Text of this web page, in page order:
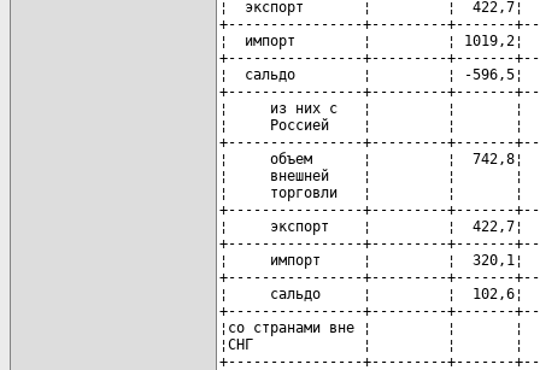
¦  экспорт       ¦         ¦  422,7¦
+----------------+---------+-------
¦  импорт        ¦         ¦ 1019,2¦
+----------------+---------+-------
¦  сальдо        ¦         ¦ -
+----------------+---------+-------
¦     из них с   ¦         ¦
¦     Россией    ¦         ¦
+----------------+---------+-------
¦     объем      ¦         ¦  742,8¦
¦     внешней    ¦         ¦
¦     торговли   ¦         ¦
+----------------+---------+-------
¦     экспорт    ¦         ¦  422,7¦
+----------------+---------+-------
¦     импорт     ¦         ¦  320,1¦
+----------------+---------+-------
¦     сальдо     ¦         ¦
+----------------+---------+-------
¦со странами вне ¦         ¦
¦СНГ             ¦         ¦
+----------------+---------+-------